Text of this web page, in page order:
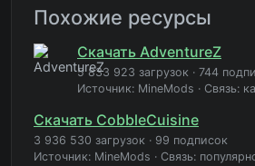
Похожие ресурсы
Скачать AdventureZ
5 833 923 загрузок · 744
Источник: MineMods · Связь:
Скачать CobbleCuisine
3 936 530 загрузок · 99 подписок
Источник: MineMods · Связь: